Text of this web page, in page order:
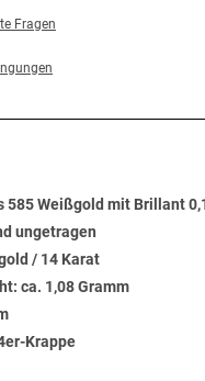
Fragen
585 Weißgold mit Brillant
ungetragen
/ 14 Karat
ca. 1,08 Gramm
Krappe